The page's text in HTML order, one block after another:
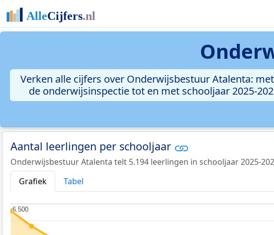
Verken alle cijfers over Onderwijsbestuur Atalenta:
de onderwijsinspectie tot en met schooljaar 2025-
Aantal leerlingen per schooljaar
Onderwijsbestuur Atalenta telt 5.194 leerlingen in schooljaar 2025-
Grafiek
Tabel
6.500
6.500